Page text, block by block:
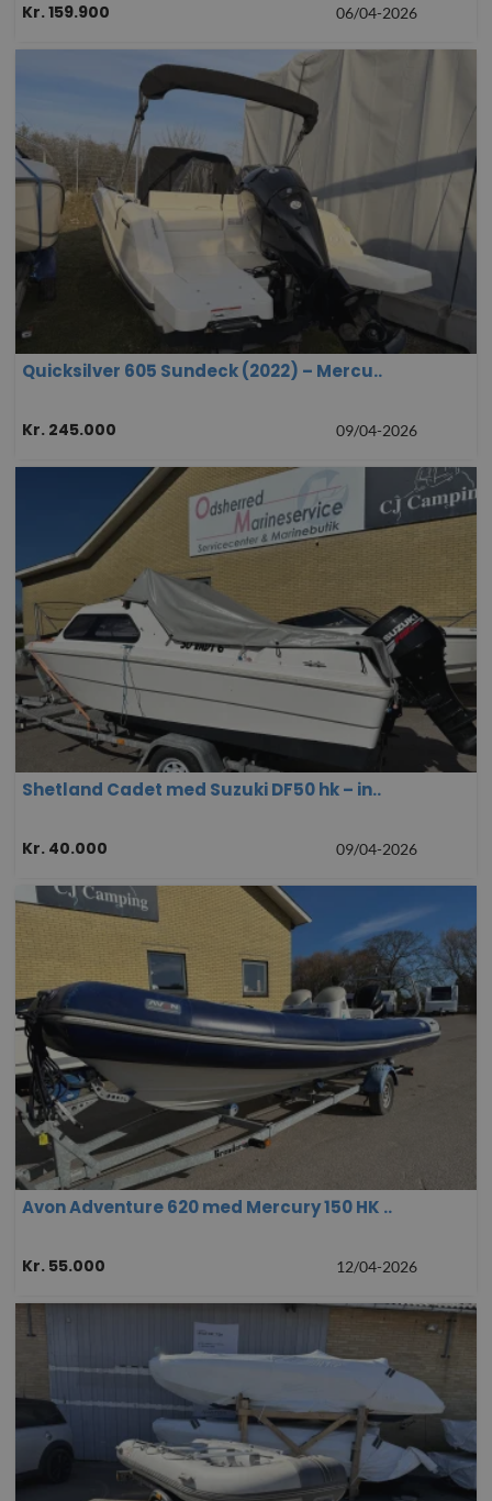
Kr. 159.900 06/04-2026
Quicksilver 605 Sundeck (2022) – Mercu..
Kr. 245.000 09/04-2026
Shetland Cadet med Suzuki DF50 hk – in..
Kr. 40.000 09/04-2026
Avon Adventure 620 med Mercury 150 HK ..
Kr. 55.000 12/04-2026